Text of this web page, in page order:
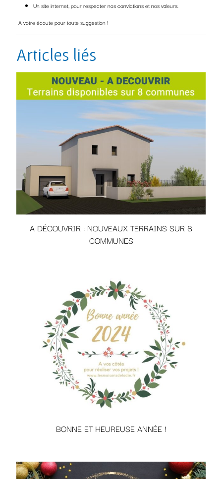
Un site internet, pour respecter nos convictions et nos valeurs.
A votre écoute pour toute suggestion !
Articles liés
A DÉCOUVRIR : NOUVEAUX TERRAINS SUR 8
COMMUNES
BONNE ET HEUREUSE ANNÉE !